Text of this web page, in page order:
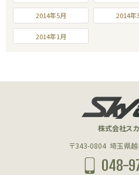
2014年5月 2014年
2014年1月
株式会社ス
〒343-0804 埼玉県
048-